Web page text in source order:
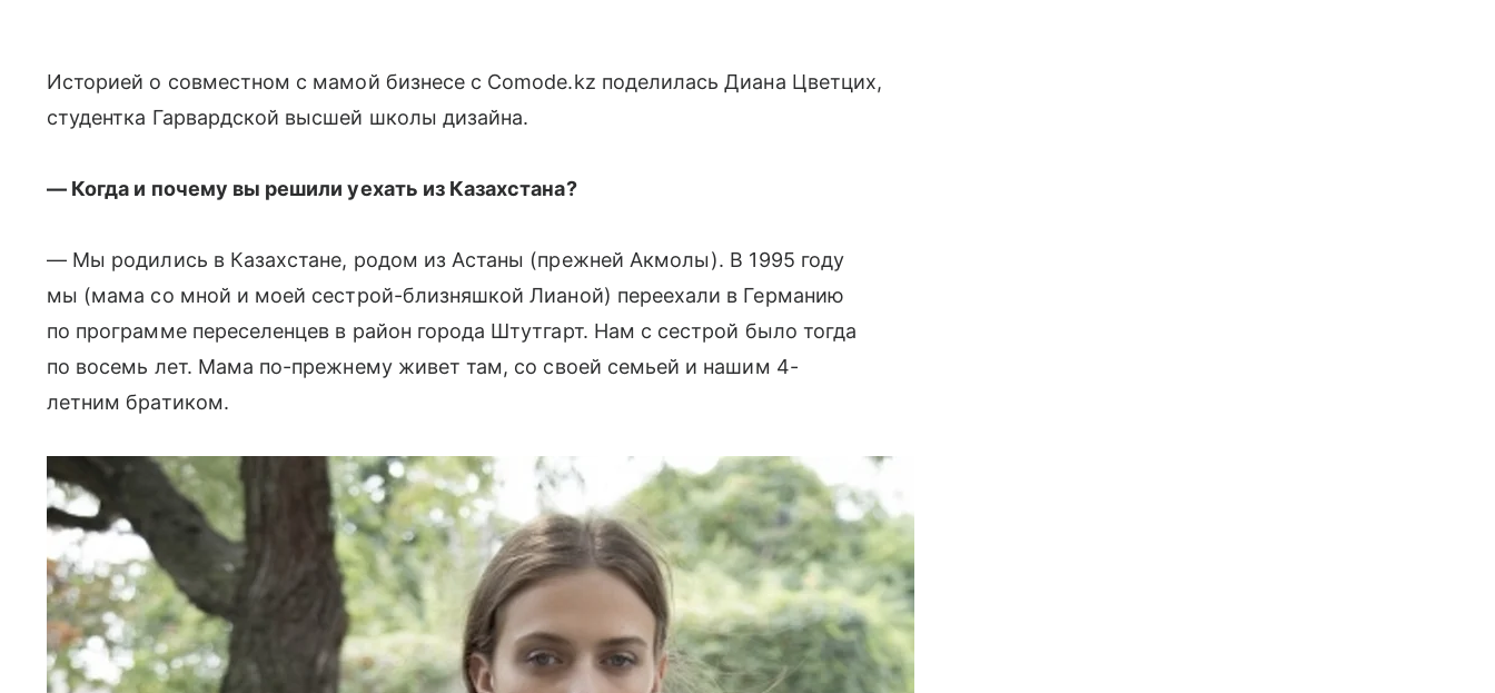
Историей о совместном с мамой бизнесе с Comode.kz поделилась Диана Цветцих,
студентка Гарвардской высшей школы дизайна.
— Когда и почему вы решили уехать из Казахстана?
— Мы родились в Казахстане, родом из Астаны (прежней Акмолы). В 1995 году
мы (мама со мной и моей сестрой-близняшкой Лианой) переехали в Германию
по программе переселенцев в район города Штутгарт. Нам с сестрой было тогда
по восемь лет. Мама по-прежнему живет там, со своей семьей и нашим 4-
летним братиком.